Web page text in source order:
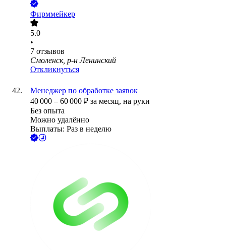
Фирммейкер
5.0
•
7 отзывов
Смоленск, р-н Ленинский
Откликнуться
Менеджер по обработке заявок
40 000 – 60 000 ₽ за месяц, на руки
Без опыта
Можно удалённо
Выплаты: Раз в неделю